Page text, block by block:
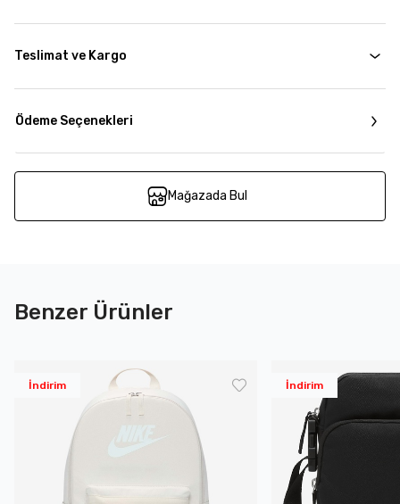
Teslimat ve Kargo
Ödeme Seçenekleri
Mağazada Bul
Benzer Ürünler
İndirim İndirim